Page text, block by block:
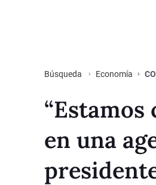
Búsqueda Economía
en una